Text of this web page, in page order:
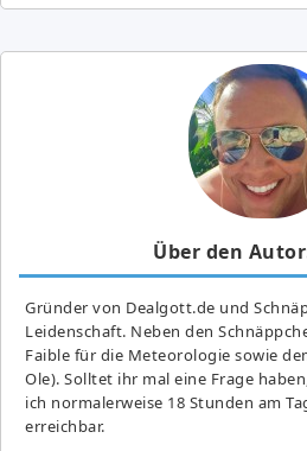
Über den
Gründer von Dealgott.de und
Leidenschaft. Neben den
Fai­ble für die Meteorologie sowie
Ole). Solltet ihr mal eine Frage
ich normalerweise 18 Stunden am
erreichbar.